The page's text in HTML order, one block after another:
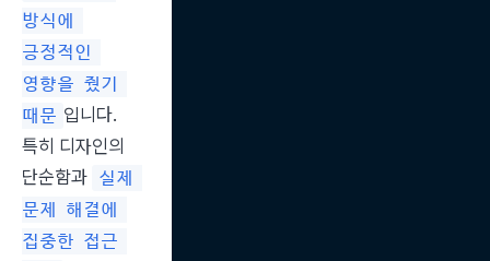
방식에
긍정적인
영향을 줬기
때문 입니다.
특히 디자인의
단순함과
실제
문제 해결에
집중한 접근